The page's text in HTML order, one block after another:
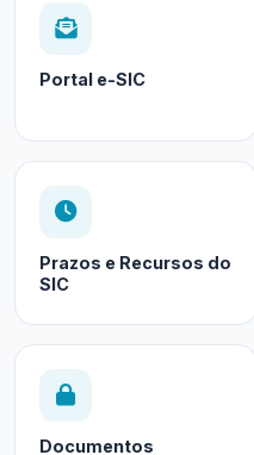
Portal e-SIC
Prazos e Recursos do
SIC
Documentos